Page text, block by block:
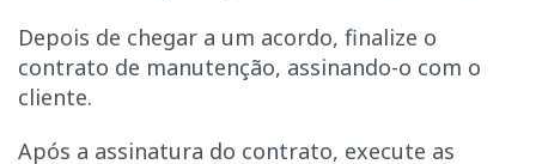
Depois de chegar a um acordo, finalize o
contrato de manutenção, assinando-o com o
cliente.
Após a assinatura do contrato, execute as